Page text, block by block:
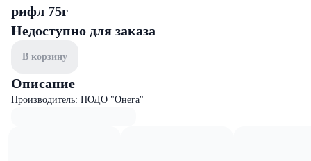
рифл 75г
Недоступно для заказа
В корзину
Описание
Производитель: ПОДО "Онега"